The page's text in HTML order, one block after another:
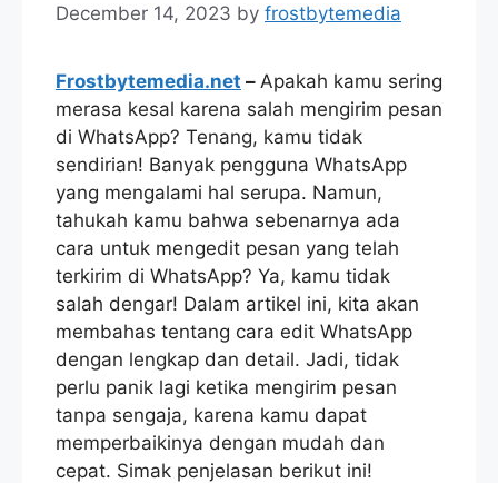
December 14, 2023 by frostbytemedia
Frostbytemedia.net – Apakah kamu sering
merasa kesal karena salah mengirim pesan
di WhatsApp? Tenang, kamu tidak
sendirian! Banyak pengguna WhatsApp
yang mengalami hal serupa. Namun,
tahukah kamu bahwa sebenarnya ada
cara untuk mengedit pesan yang telah
terkirim di WhatsApp? Ya, kamu tidak
salah dengar! Dalam artikel ini, kita akan
membahas tentang cara edit WhatsApp
dengan lengkap dan detail. Jadi, tidak
perlu panik lagi ketika mengirim pesan
tanpa sengaja, karena kamu dapat
memperbaikinya dengan mudah dan
cepat. Simak penjelasan berikut ini!